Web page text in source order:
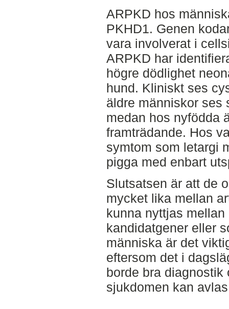
ARPKD hos
PKHD1. Genen
vara involverat i
ARPKD har
högre dödlighet
hund. Kliniskt ses
äldre människor ses
medan hos nyfödda
framträdande. Hos
symtom som letargi
pigga med enbart
Slutsatsen är att de
mycket lika mellan
kunna nyttjas
kandidatgener eller
människa är det
eftersom det i
borde bra diagnostik
sjukdomen kan